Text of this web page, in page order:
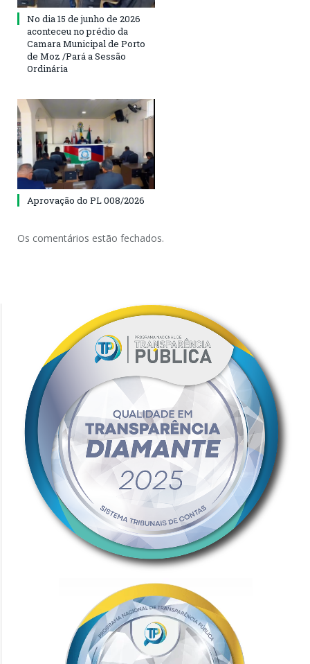
No dia 15 de junho de 2026
aconteceu no prédio da
Camara Municipal de Porto
de Moz /Pará a Sessão
Ordinária
Aprovação do PL 008/2026
Os comentários estão fechados.